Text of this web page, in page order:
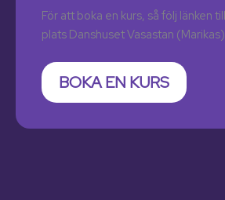
För att boka en kurs, så följ länken
plats Danshuset Vasastan (Marikas)
BOKA EN KURS